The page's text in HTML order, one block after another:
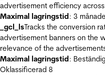
advertisement efficiency
Maximal lagringstid: 3
_gcl_lsTracks the conversion
advertisement banners on the
relevance of the
Maximal lagringstid: Beständig
Oklassificerad 8